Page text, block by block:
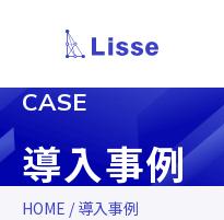
CASE
導入事例
HOME / 導入事例